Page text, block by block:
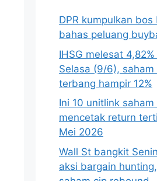
DPR kumpulkan bos
bahas peluang
IHSG melesat
Selasa (9/6), saham
terbang hampir 12%
Ini 10 unitlink saham
mencetak return
Mei 2026
Wall St bangkit
aksi bargain